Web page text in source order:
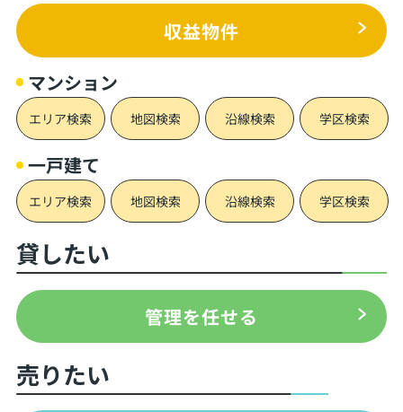
収益物件
マンション
エリア検索 地図検索 沿線検索 学区検索
一戸建て
エリア検索 地図検索 沿線検索 学区検索
貸したい
管理を任せる
売りたい